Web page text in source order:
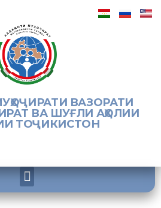
ВАЗОРАТИ
ВА ШУҒЛИ АҲОЛИИ
ТОҶИКИСТОН